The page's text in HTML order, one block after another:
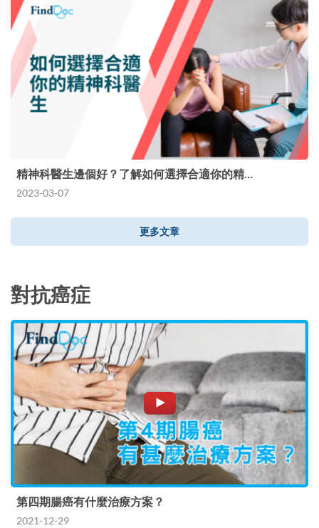
精神科醫生邊個好？了解如何選擇合適你的精…
2023-03-07
更多文章
對抗癌症
第四期腸癌有什麼治療方案？
2021-12-29